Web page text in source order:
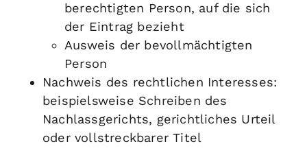
berechtigten Person, auf die sich
der Eintrag bezieht
Ausweis der bevollmächtigten
Person
Nachweis des rechtlichen Interesses:
beispielsweise Schreiben des
Nachlassgerichts, gerichtliches Urteil
oder vollstreckbarer Titel